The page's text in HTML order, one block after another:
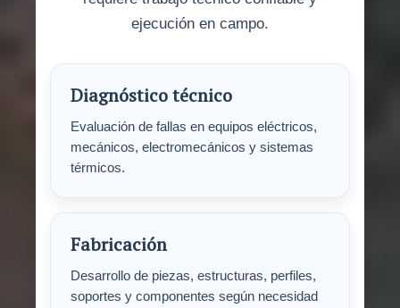
ejecución en campo.
Diagnóstico técnico
Evaluación de fallas en equipos eléctricos,
mecánicos, electromecánicos y sistemas
térmicos.
Fabricación
Desarrollo de piezas, estructuras, perfiles,
soportes y componentes según necesidad